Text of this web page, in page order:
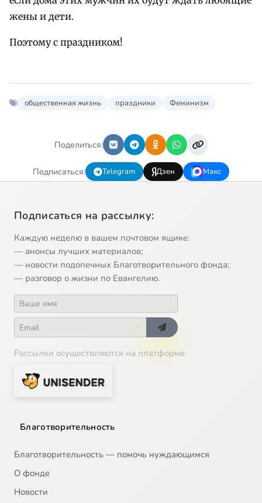
жены и дети.
Поэтому с праздником!
общественная жизнь праздники Феминизм
Поделиться:
Подписаться: Telegram Дзен Макс
Подписаться на рассылку:
Каждую неделю в вашем почтовом ящике:
— анонсы лучших материалов;
— новости подопечных Благотворительного фонда;
— разговор о жизни по Евангелию.
Рассылки осуществляются на платформе
Благотворительность
Благотворительность — помочь нуждающимся
О фонде
Новости